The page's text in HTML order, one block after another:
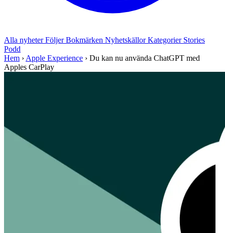
Alla nyheterFöljerBokmärken NyhetskällorKategorier Stories
Podd
Hem › Apple Experience › Du kan nu använda ChatGPT med
Apples CarPlay